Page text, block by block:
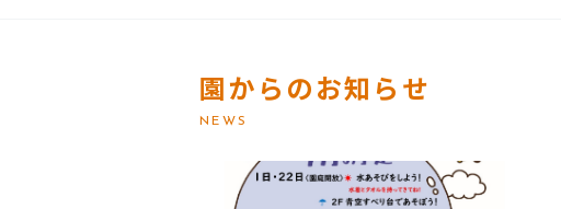
園からのお知らせ
NEWS